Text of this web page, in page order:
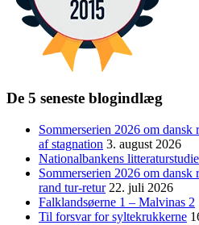
De 5 seneste blogindlæg
Sommerserien 2026 om
af stagnation 3. august 2026
Nationalbankens litteraturstudie
Sommerserien 2026 om
rand tur-retur 22. juli 2026
Falklandsøerne 1 – Malvinas 2
Til forsvar for syltekrukkerne